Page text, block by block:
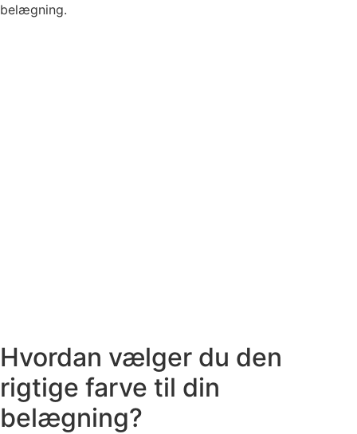
belægning.
Hvordan vælger du den
rigtige farve til din
belægning?